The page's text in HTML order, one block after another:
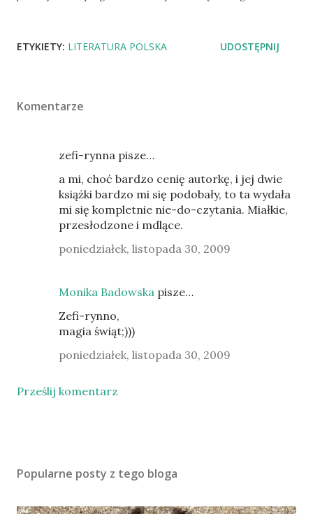
ETYKIETY: LITERATURA POLSKA UDOSTĘPNIJ
Komentarze
zefi-rynna pisze…
a mi, choć bardzo cenię autorkę, i jej dwie
książki bardzo mi się podobały, to ta wydała
mi się kompletnie nie-do-czytania. Miałkie,
przesłodzone i mdlące.
poniedziałek, listopada 30, 2009
Monika Badowska pisze…
Zefi-rynno,
magia świąt;)))
poniedziałek, listopada 30, 2009
Prześlij komentarz
Popularne posty z tego bloga